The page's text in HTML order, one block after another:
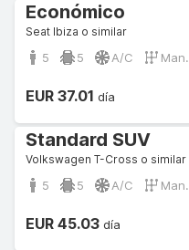
Económico
Seat Ibiza o similar
5 5 A/C Man.
EUR 37.01 día
Standard SUV
Volkswagen T-Cross o similar
5 5 A/C Man.
EUR 45.03 día